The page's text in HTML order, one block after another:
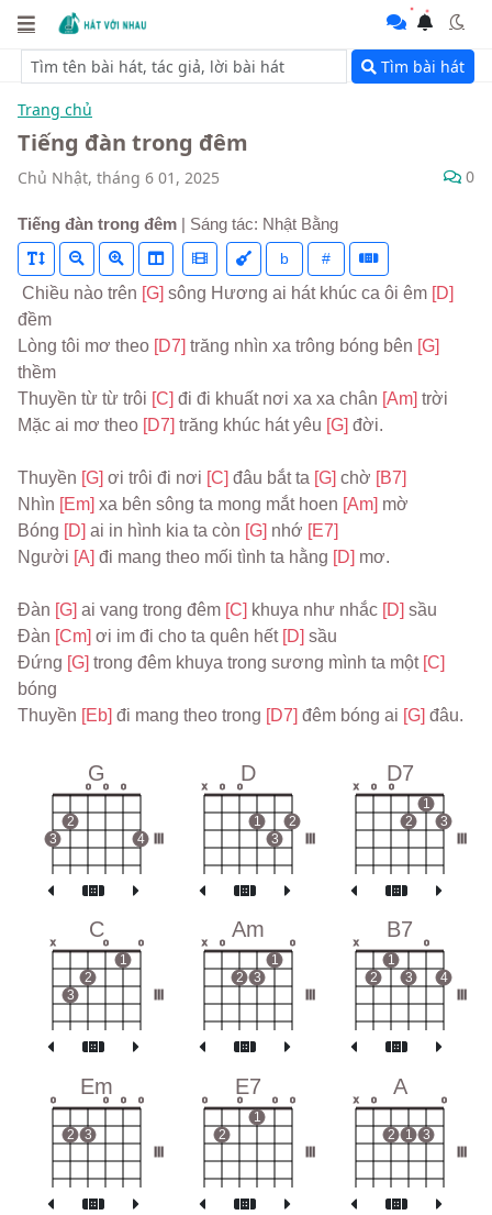
Tìm bài hát
Trang chủ
Tiếng đàn trong đêm
Chủ Nhật, tháng 6 01, 2025 0
Tiếng đàn trong đêm | Sáng tác: Nhật Bằng
b #
Chiều nào trên [G] sông Hương ai hát khúc ca ôi êm
đềm
Lòng tôi mơ theo [D7] trăng nhìn xa trông bóng bên
thềm
Thuyền từ từ trôi [C] đi đi khuất nơi xa xa chân [Am] trời
Mặc ai mơ theo [D7] trăng khúc hát yêu [G] đời.
Thuyền [G] ơi trôi đi nơi [C] đâu bắt ta [G] chờ [B7]
Nhìn [Em] xa bên sông ta mong mắt hoen [Am] mờ
Bóng [D] ai in hình kia ta còn [G] nhớ [E7]
Người [A] đi mang theo mối tình ta hằng [D] mơ.
Đàn [G] ai vang trong đêm [C] khuya như nhắc [D] sầu
Đàn [Cm] ơi im đi cho ta quên hết [D] sầu
Đứng [G] trong đêm khuya trong sương mình ta một
bóng
Thuyền [Eb] đi mang theo trong [D7] đêm bóng ai [G] đâu.
G
3
2
o o o
4
D
x o o
1
3
2
D7
x o o
2
1
3
C
x
3
2
o
1
o
Am
x o
2 3
1
o
B7
x
2
1
3
o
4
Em
o
2 3
o o o
E7
o
2
o
1
o o
A
x o
2 1 3
o